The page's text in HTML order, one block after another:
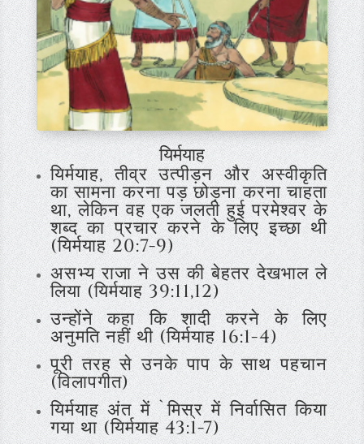
यिर्मयाह
यिर्मयाह, तीव्र उत्पीड़न और अस्वीकृति
का सामना करना पड़ छोड़ना करना चाहता
था, लेकिन वह एक जलती हुई परमेश्वर के
शब्द का प्रचार करने के लिए इच्छा थी
(यिर्मयाह 20:7-9)
असभ्य राजा ने उस की बेहतर देखभाल ले
लिया (यिर्मयाह 39:11,12)
उन्होंने कहा कि शादी करने के लिए
अनुमति नहीं थी (यिर्मयाह 16:1-4)
पूरी तरह से उनके पाप के साथ पहचान
(विलापगीत)
यिर्मयाह अंत में `मिस्र में निर्वासित किया
गया था (यिर्मयाह 43:1-7)